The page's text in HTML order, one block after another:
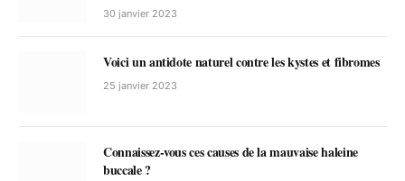
30 janvier 2023
Voici un antidote naturel contre les kystes et fibromes
25 janvier 2023
Connaissez-vous ces causes de la mauvaise haleine
buccale ?